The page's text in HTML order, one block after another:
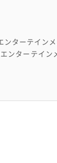
ンターテイン
ンターテイン